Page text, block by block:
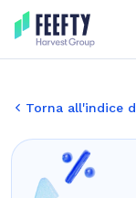
Torna all'indice